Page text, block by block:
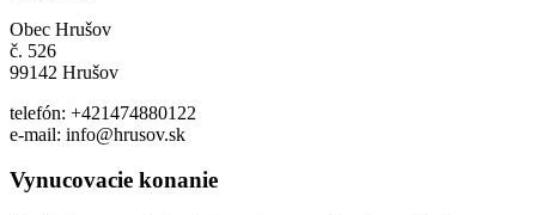
Obec Hrušov
č. 526
99142 Hrušov
telefón: +421474880122
e-mail: info@hrusov.sk
Vynucovacie konanie